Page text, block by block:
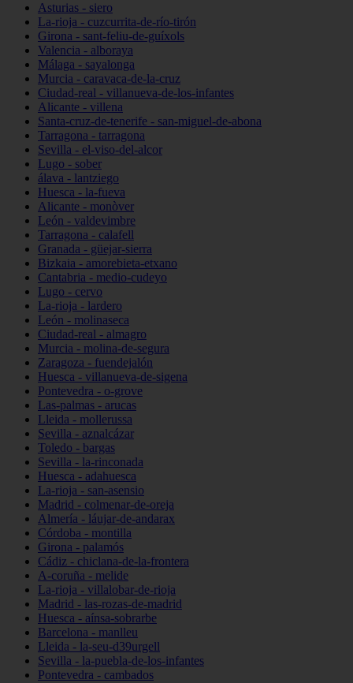
Asturias - siero
La-rioja - cuzcurrita-de-río-tirón
Girona - sant-feliu-de-guíxols
Valencia - alboraya
Málaga - sayalonga
Murcia - caravaca-de-la-cruz
Ciudad-real - villanueva-de-los-infantes
Alicante - villena
Santa-cruz-de-tenerife - san-miguel-de-abona
Tarragona - tarragona
Sevilla - el-viso-del-alcor
Lugo - sober
álava - lantziego
Huesca - la-fueva
Alicante - monòver
León - valdevimbre
Tarragona - calafell
Granada - güejar-sierra
Bizkaia - amorebieta-etxano
Cantabria - medio-cudeyo
Lugo - cervo
La-rioja - lardero
León - molinaseca
Ciudad-real - almagro
Murcia - molina-de-segura
Zaragoza - fuendejalón
Huesca - villanueva-de-sigena
Pontevedra - o-grove
Las-palmas - arucas
Lleida - mollerussa
Sevilla - aznalcázar
Toledo - bargas
Sevilla - la-rinconada
Huesca - adahuesca
La-rioja - san-asensio
Madrid - colmenar-de-oreja
Almería - láujar-de-andarax
Córdoba - montilla
Girona - palamós
Cádiz - chiclana-de-la-frontera
A-coruña - melide
La-rioja - villalobar-de-rioja
Madrid - las-rozas-de-madrid
Huesca - aínsa-sobrarbe
Barcelona - manlleu
Lleida - la-seu-d39urgell
Sevilla - la-puebla-de-los-infantes
Pontevedra - cambados